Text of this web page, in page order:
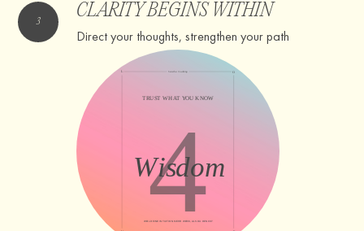
CLARITY BEGINS WITHIN
Direct your thoughts, strengthen your path